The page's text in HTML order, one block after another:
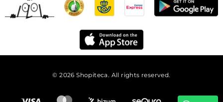
© 2026 Shopiteca. All rights reserved.